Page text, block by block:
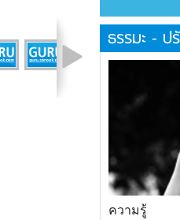
ธรรมะ -
ความรู้